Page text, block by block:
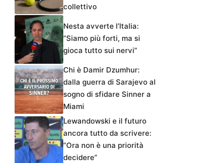
collettivo
Nesta avverte l’Italia:
“Siamo più forti, ma si
gioca tutto sui nervi”
Chi è Damir Dzumhur:
dalla guerra di Sarajevo al
sogno di sfidare Sinner a
Miami
Lewandowski e il futuro
ancora tutto da scrivere:
“Ora non è una priorità
decidere”